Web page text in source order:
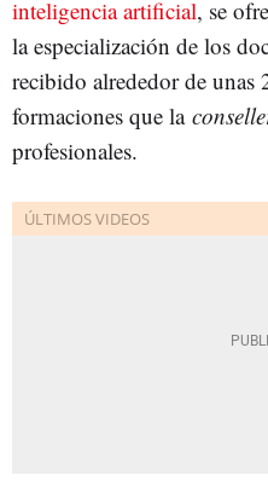
inteligencia artificial, se
la especialización de los
recibido alrededor de unas
formaciones que la
profesionales.